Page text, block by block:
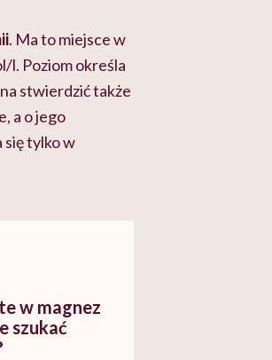
. Ma to miejsce w
l. Poziom określa
stwierdzić także
a o jego
się tylko w
w magnez
szukać